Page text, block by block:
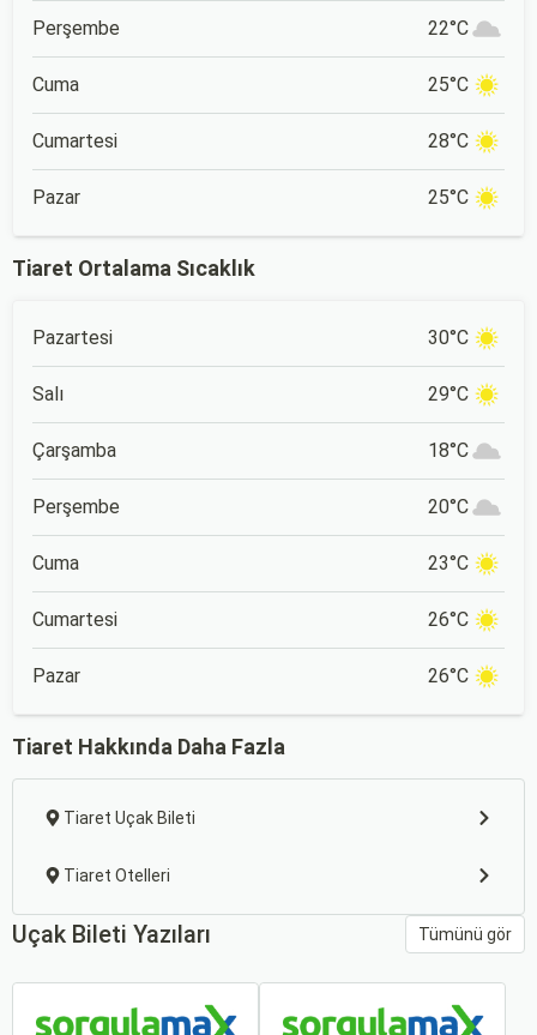
Perşembe 22°C
Cuma 25°C
Cumartesi 28°C
Pazar 25°C
Tiaret Ortalama Sıcaklık
Pazartesi 30°C
Salı 29°C
Çarşamba 18°C
Perşembe 20°C
Cuma 23°C
Cumartesi 26°C
Pazar 26°C
Tiaret Hakkında Daha Fazla
Tiaret Uçak Bileti
Tiaret Otelleri
Uçak Bileti Yazıları Tümünü gör